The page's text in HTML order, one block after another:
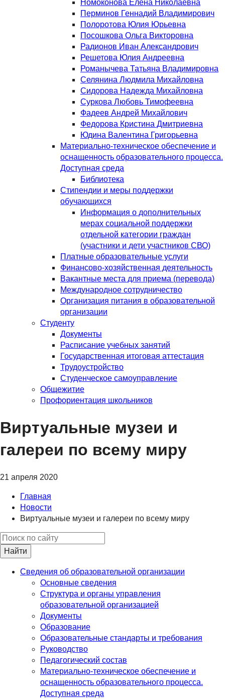
Номоконова Елена Николаевна
Перминов Геннадий Владимирович
Полоротова Юлия Юрьевна
Посошкова Ольга Викторовна
Радионов Иван Александрович
Решетова Юлия Андреевна
Романычева Татьяна Владимировна
Селянина Людмила Михайловна
Сидорова Надежда Михайловна
Суркова Любовь Тимофеевна
Фадеев Андрей Михайлович
Федорова Кристина Дмитриевна
Юдина Валентина Григорьевна
Материально-техническое обеспечение и
оснащенность образовательного процесса.
Доступная среда
Библиотека
Стипендии и меры поддержки
обучающихся
Информация о дополнительных
мерах социальной поддержки
отдельной категории граждан
(участники и дети участников СВО)
Платные образовательные услуги
Финансово-хозяйственная деятельность
Вакантные места для приема (перевода)
Международное сотрудничество
Организация питания в образовательной
организации
Студенту
Документы
Расписание учебных занятий
Государственная итоговая аттестация
Трудоустройство
Студенческое самоуправление
Общежитие
Профориентация школьников
Виртуальные музеи и
галереи по всему миру
21 апреля 2020
Главная
Новости
Виртуальные музеи и галереи по всему миру
Найти
Сведения об образовательной организации
Основные сведения
Структура и органы управления
образовательной организацией
Документы
Образование
Образовательные стандарты и требования
Руководство
Педагогический состав
Материально-техническое обеспечение и
оснащенность образовательного процесса.
Доступная среда